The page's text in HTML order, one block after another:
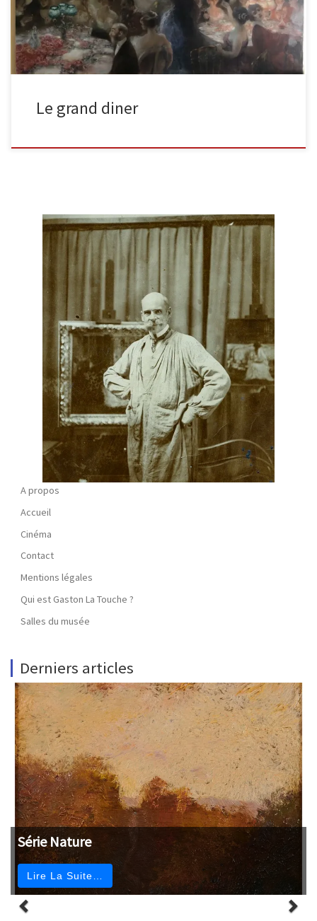
Le grand diner
A propos
Accueil
Cinéma
Contact
Mentions légales
Qui est Gaston La Touche ?
Salles du musée
Derniers articles
Série Nature
Lire La Suite…